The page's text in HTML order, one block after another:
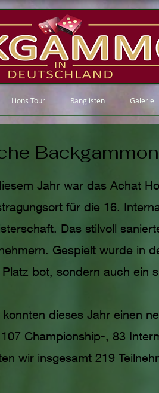
Lions Tour Ranglisten Galerie
Jahr war das Achat
für die 16.
Das stilvoll
Gespielt wurde in
Platz bot, sondern auch ein
dieses Jahr einen
Championship-, 83
wir insgesamt 219